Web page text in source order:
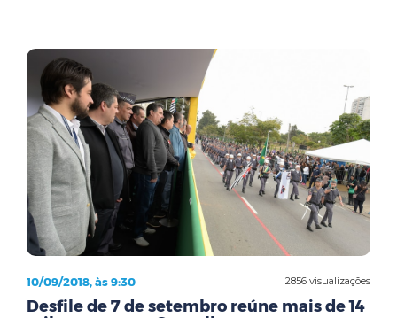
2856 visualizações
10/09/2018, às 9:30
Desfile de 7 de setembro reúne mais de 14